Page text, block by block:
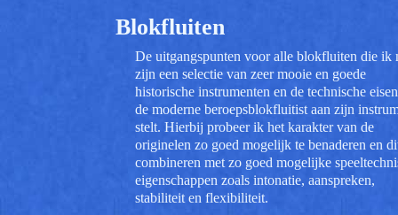
Blokfluiten
De uitgangspunten voor alle blokfluiten die ik
zijn een selectie van zeer mooie en goede
historische instrumenten en de technische
de moderne beroepsblokfluitist aan zijn
stelt. Hierbij probeer ik het karakter van de
originelen zo goed mogelijk te benaderen en
combineren met zo goed mogelijke
eigenschappen zoals intonatie, aanspreken,
stabiliteit en flexibiliteit.